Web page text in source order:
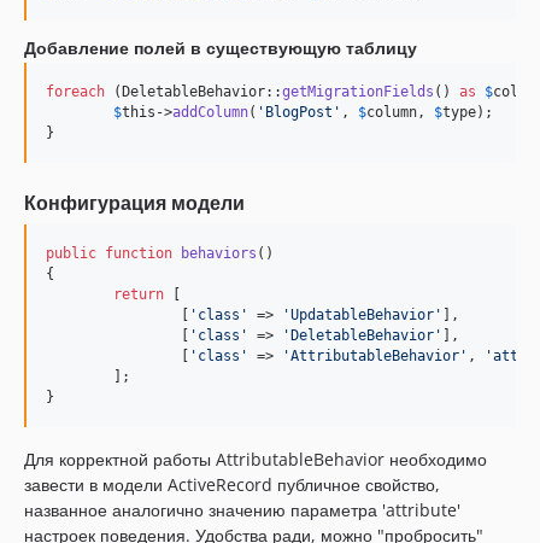
Добавление полей в существующую таблицу
foreach (DeletableBehavior::getMigrationFields () as $
$this ->addColumn( ' BlogPost ' , $column, $type);
}
Конфигурация модели
public function behaviors ()
{
return
' class ' => 'UpdatableBehavior '
],
' class ' => ' DeletableBehavior '
],
' class ' => 'AttributableBehavior ' , '
}
Для корректной работы AttributableBehavior необходимо
завести в модели ActiveRecord публичное свойство,
названное аналогично значению параметра 'attribute'
настроек поведения. Удобства ради, можно "пробросить"